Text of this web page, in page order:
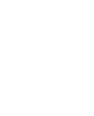
AFTEE先享後付」
可透過四大超商／
。